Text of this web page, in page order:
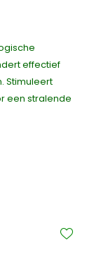
effectief
Stimuleert
een stralende